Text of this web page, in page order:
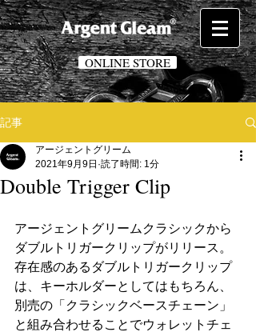
ONLINE STORE
記事
Double Trigger Clip
アージェントグリーム
2021年9月9日 読了時間: 1分
アージェントグリームクラシックから
ダブルトリガークリップがリリース。
存在感のあるダブルトリガークリップ
は、キーホルダーとしてはもちろん、
別売の「クラシックベースチェーン」
と組み合わせることでウォレットチェ